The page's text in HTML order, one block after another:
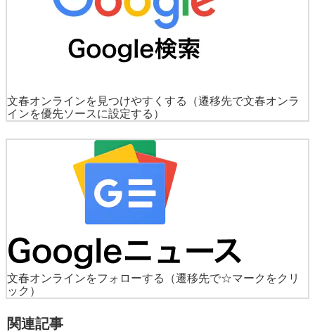
文春オンラインを見つけやすくする
（遷移先で文春オンラ
インを優先ソースに設定する）
文春オンラインをフォローする
（遷移先で☆マークをクリ
ック）
関連記事